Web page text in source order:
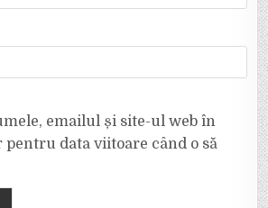
emailul și site-ul web în
pentru data viitoare când o să